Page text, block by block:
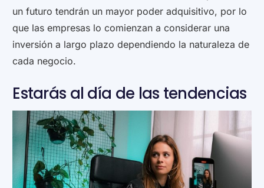
un futuro tendrán un mayor poder adquisitivo, por lo
que las empresas lo comienzan a considerar una
inversión a largo plazo dependiendo la naturaleza de
cada negocio.
Estarás al día de las tendencias